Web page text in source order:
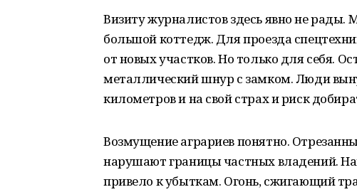
Визиту журналистов здесь явно не рады.
большой коттедж. Для проезда
от новых участков. Но только для себя.
металлический шнур с замком. Люди
километров и на свой страх и риск
Возмущение аграриев понятно.
нарушают границы частных владений.
привело к убыткам. Огонь, сжигающий